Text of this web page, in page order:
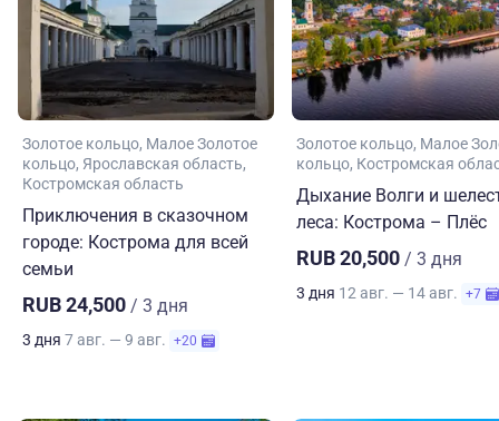
Золотое кольцо Малое Золотое
кольцо Ярославская область
Костромская область
Приключения в сказочном
городе: Кострома для всей
семьи
RUB 24,500 / 3 дня
3 дня 7 авг. — 9 авг. +20
Золотое кольцо Малое
кольцо Костромская
Дыхание Волги и
леса: Кострома – Плёс
RUB 20,500 / 3 дня
3 дня 12 авг. — 14 авг. +7